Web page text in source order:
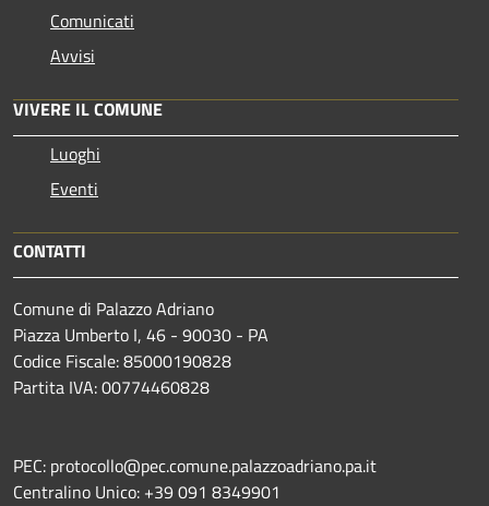
Comunicati
Avvisi
VIVERE IL COMUNE
Luoghi
Eventi
CONTATTI
Comune di Palazzo Adriano
Piazza Umberto I, 46 - 90030 - PA
Codice Fiscale: 85000190828
Partita IVA: 00774460828
PEC: protocollo@pec.comune.palazzoadriano.pa.it
Centralino Unico: +39 091 8349901